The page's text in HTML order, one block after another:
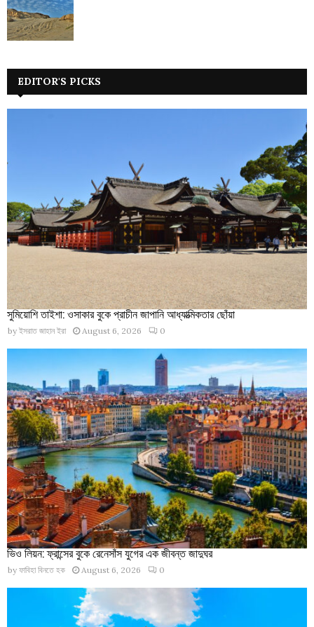
EDITOR'S PICKS
সুমিয়োশি তাইশা: ওসাকার বুকে প্রাচীন জাপানি আধ্যাত্মিকতার ছোঁয়া
by ইসরাত জাহান ইরা August 6, 2026 0
ভিও লিয়ন: ফ্রান্সের বুকে রেনেসাঁস যুগের এক জীবন্ত জাদুঘর
by ফাবিহা বিনতে হক August 6, 2026 0